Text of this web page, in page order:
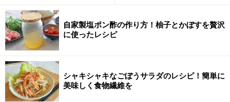
黄色くなり始めた梅で傷や斑点が出ているものは、
鮮度が落ちているので避けます
梅の保存方法
自家製塩ポン酢の作り方！柚子とかぼすを贅沢
に使ったレシピ
シャキシャキなごぼうサラダのレシピ！簡単に
美味しく食物繊維を